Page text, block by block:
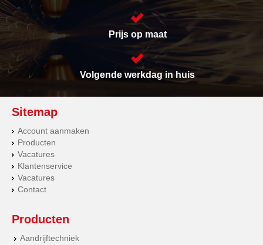
Prijs op maat
Volgende werkdag in huis
Sitemap
Account aanmaken
Producten
Vacatures
Klantenservice
Vacatures
Contact
Producten
Aandrijftechniek